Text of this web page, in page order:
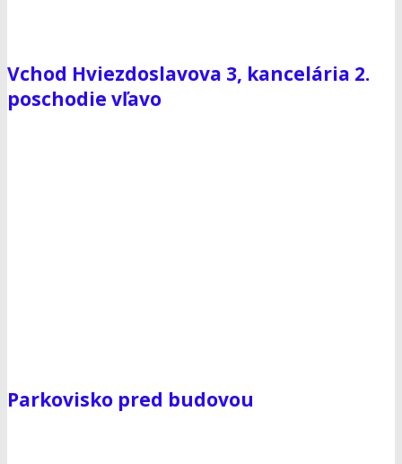
Vchod Hviezdoslavova 3, kancelária 2.
poschodie vľavo
Parkovisko pred budovou